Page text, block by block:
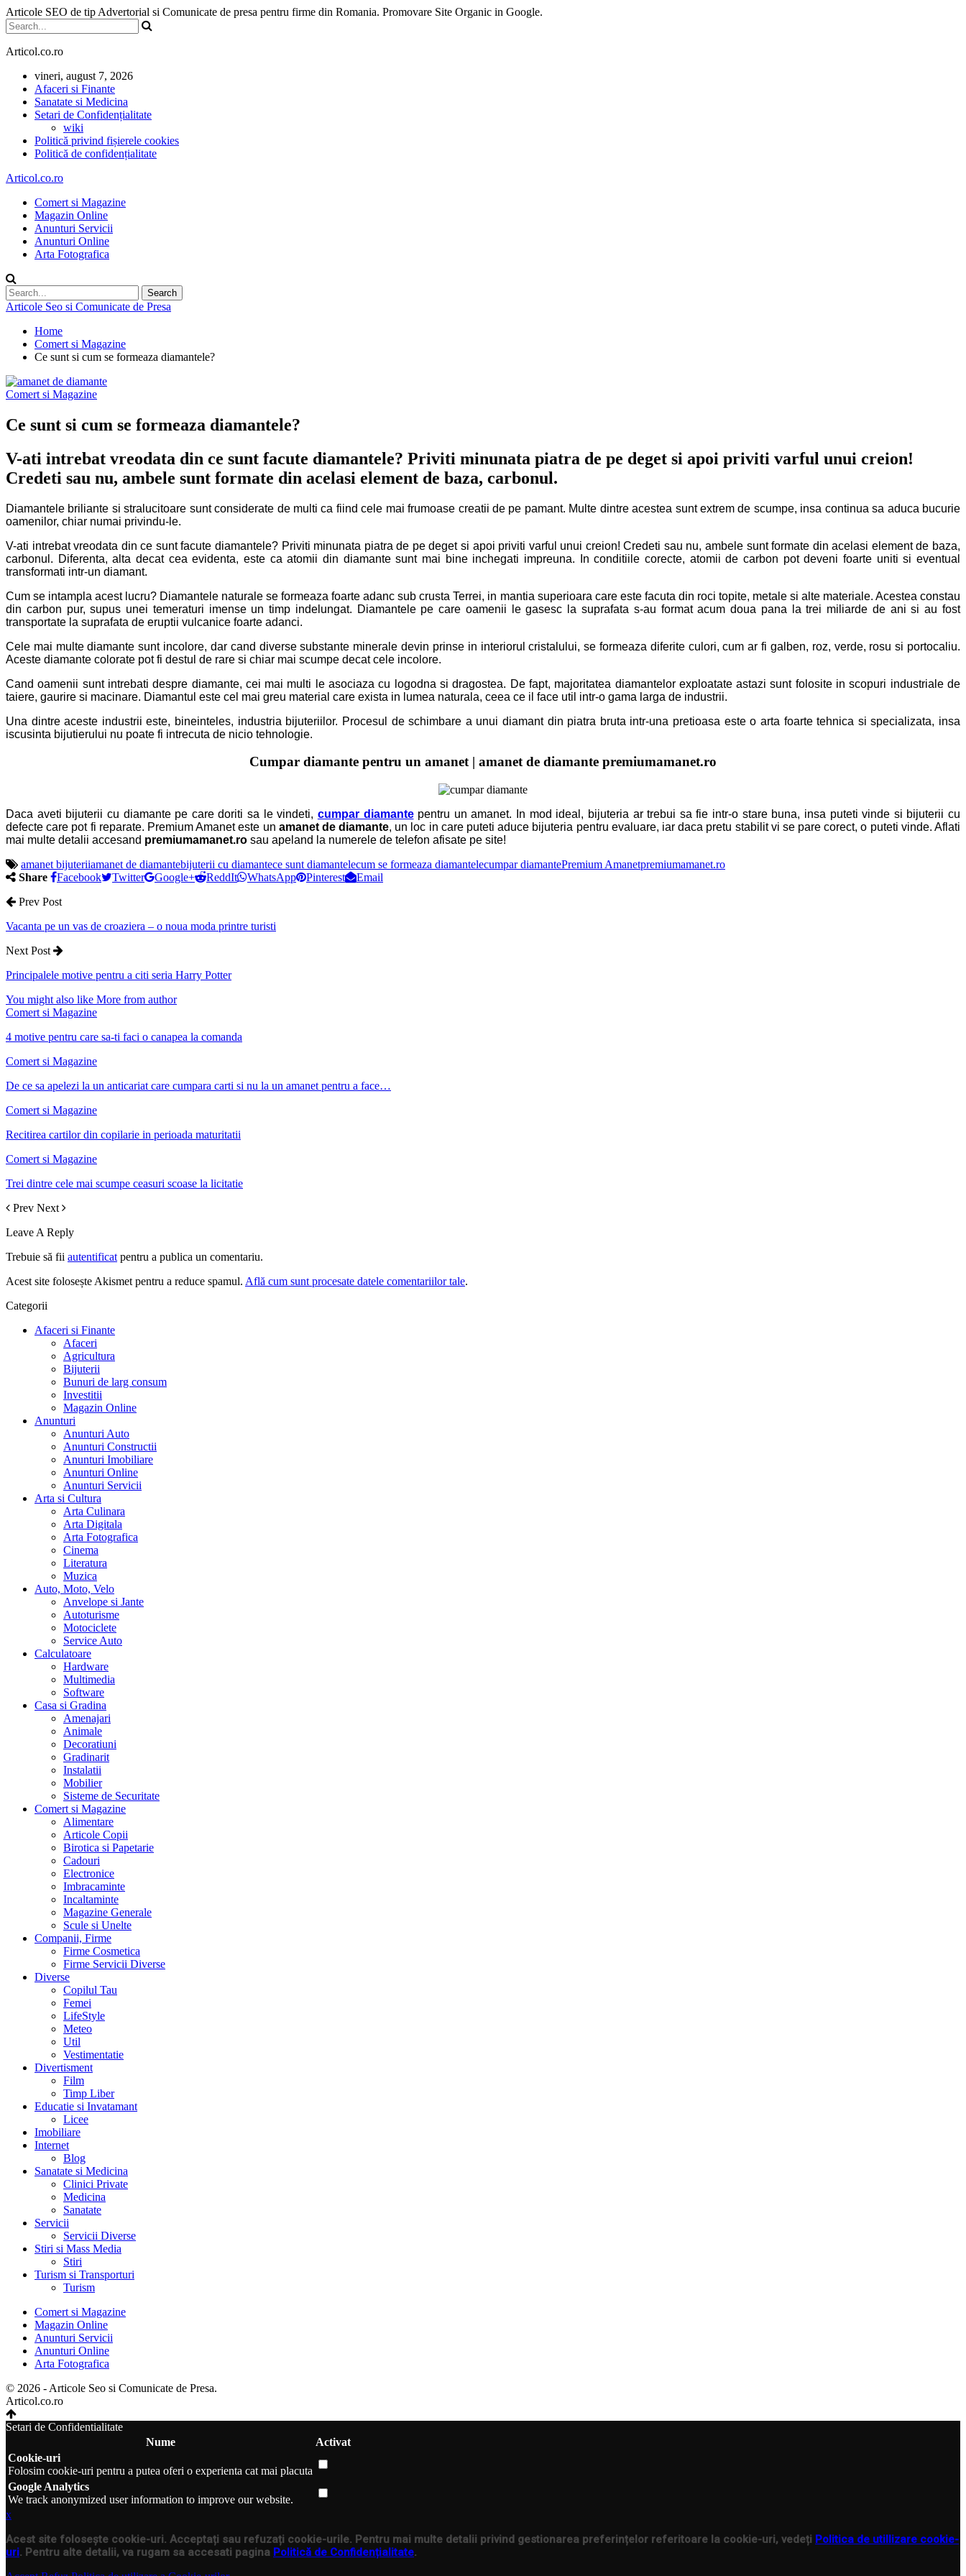
Articole SEO de tip Advertorial si Comunicate de presa pentru firme din Romania. Promovare Site Organic in Google.
Articol.co.ro
vineri, august 7, 2026
Afaceri si Finante
Sanatate si Medicina
Setari de Confidențialitate
wiki
Politică privind fișierele cookies
Politică de confidențialitate
Articol.co.ro
Comert si Magazine
Magazin Online
Anunturi Servicii
Anunturi Online
Arta Fotografica
Articole Seo si Comunicate de Presa
Home
Comert si Magazine
Ce sunt si cum se formeaza diamantele?
Comert si Magazine
Ce sunt si cum se formeaza diamantele?
V-ati intrebat vreodata din ce sunt facute diamantele? Priviti minunata piatra de pe deget si apoi priviti varful unui creion!
Credeti sau nu, ambele sunt formate din acelasi element de baza, carbonul.
Diamantele briliante si stralucitoare sunt considerate de multi ca fiind cele mai frumoase creatii de pe pamant. Multe dintre acestea sunt extrem de scumpe, insa continua sa aduca bucurie
oamenilor, chiar numai privindu-le.
V-ati intrebat vreodata din ce sunt facute diamantele? Priviti minunata piatra de pe deget si apoi priviti varful unui creion! Credeti sau nu, ambele sunt formate din acelasi element de baza,
carbonul. Diferenta, alta decat cea evidenta, este ca atomii din diamante sunt mai bine inchegati impreuna. In conditiile corecte, atomii de carbon pot deveni foarte uniti si eventual
transformati intr-un diamant.
Cum se intampla acest lucru? Diamantele naturale se formeaza foarte adanc sub crusta Terrei, in mantia superioara care este facuta din roci topite, metale si alte materiale. Acestea constau
din carbon pur, supus unei temeraturi imense un timp indelungat. Diamantele pe care oamenii le gasesc la suprafata s-au format acum doua pana la trei miliarde de ani si au fost
transportate la suprafata de eruptii vulcanice foarte adanci.
Cele mai multe diamante sunt incolore, dar cand diverse substante minerale devin prinse in interiorul cristalului, se formeaza diferite culori, cum ar fi galben, roz, verde, rosu si portocaliu.
Aceste diamante colorate pot fi destul de rare si chiar mai scumpe decat cele incolore.
Cand oamenii sunt intrebati despre diamante, cei mai multi le asociaza cu logodna si dragostea. De fapt, majoritatea diamantelor exploatate astazi sunt folosite in scopuri industriale de
taiere, gaurire si macinare. Diamantul este cel mai greu material care exista in lumea naturala, ceea ce il face util intr-o gama larga de industrii.
Una dintre aceste industrii este, bineinteles, industria bijuteriilor. Procesul de schimbare a unui diamant din piatra bruta intr-una pretioasa este o arta foarte tehnica si specializata, insa
iscusinta bijutierului nu poate fi intrecuta de nicio tehnologie.
Cumpar diamante pentru un amanet | amanet de diamante premiumamanet.ro
Daca aveti bijuterii cu diamante pe care doriti sa le vindeti, cumpar diamantepentru un amanet. In mod ideal, bijuteria ar trebui sa fie intr-o stare buna, insa puteti vinde si bijuterii cu
defecte care pot fi reparate. Premium Amanet este un amanet de diamante, un loc in care puteti aduce bijuteria pentru evaluare, iar daca pretu stabilit vi se pare corect, o puteti vinde. Aflati
mai multe detalii accesand premiumamanet.ro sau apeland la numerele de telefon afisate pe site!
amanet bijuteriiamanet de diamantebijuterii cu diamantece sunt diamantelecum se formeaza diamantelecumpar diamantePremium Amanetpremiumamanet.ro
Share
Facebook Twitter Google+ ReddIt WhatsApp Pinterest
Email
Prev Post
Vacanta pe un vas de croaziera – o noua moda printre turisti
Next Post
Principalele motive pentru a citi seria Harry Potter
You might also like More from author
Comert si Magazine
4 motive pentru care sa-ti faci o canapea la comanda
Comert si Magazine
De ce sa apelezi la un anticariat care cumpara carti si nu la un amanet pentru a face…
Comert si Magazine
Recitirea cartilor din copilarie in perioada maturitatii
Comert si Magazine
Trei dintre cele mai scumpe ceasuri scoase la licitatie
Prev Next
Leave A Reply
Trebuie să fii autentificat pentru a publica un comentariu.
Acest site folosește Akismet pentru a reduce spamul. Află cum sunt procesate datele comentariilor tale.
Categorii
Afaceri si Finante
Afaceri
Agricultura
Bijuterii
Bunuri de larg consum
Investitii
Magazin Online
Anunturi
Anunturi Auto
Anunturi Constructii
Anunturi Imobiliare
Anunturi Online
Anunturi Servicii
Arta si Cultura
Arta Culinara
Arta Digitala
Arta Fotografica
Cinema
Literatura
Muzica
Auto, Moto, Velo
Anvelope si Jante
Autoturisme
Motociclete
Service Auto
Calculatoare
Hardware
Multimedia
Software
Casa si Gradina
Amenajari
Animale
Decoratiuni
Gradinarit
Instalatii
Mobilier
Sisteme de Securitate
Comert si Magazine
Alimentare
Articole Copii
Birotica si Papetarie
Cadouri
Electronice
Imbracaminte
Incaltaminte
Magazine Generale
Scule si Unelte
Companii, Firme
Firme Cosmetica
Firme Servicii Diverse
Diverse
Copilul Tau
Femei
LifeStyle
Meteo
Util
Vestimentatie
Divertisment
Film
Timp Liber
Educatie si Invatamant
Licee
Imobiliare
Internet
Blog
Sanatate si Medicina
Clinici Private
Medicina
Sanatate
Servicii
Servicii Diverse
Stiri si Mass Media
Stiri
Turism si Transporturi
Turism
Comert si Magazine
Magazin Online
Anunturi Servicii
Anunturi Online
Arta Fotografica
© 2026 - Articole Seo si Comunicate de Presa.
Articol.co.ro
Setari de Confidentialitate
Nume
Activat
Cookie-uri
Folosim cookie-uri pentru a putea oferi o experienta cat mai placuta
Google Analytics
We track anonymized user information to improve our website.
x
Acest site folosește cookie-uri. Acceptați sau refuzați cookie-urile. Pentru mai multe detalii privind gestionarea preferințelor referitoare la cookie-uri, vedeți Politica de utillizare cookie-
uri. Pentru alte detalii, va rugam sa accesati pagina Politică de Confidențialitate.